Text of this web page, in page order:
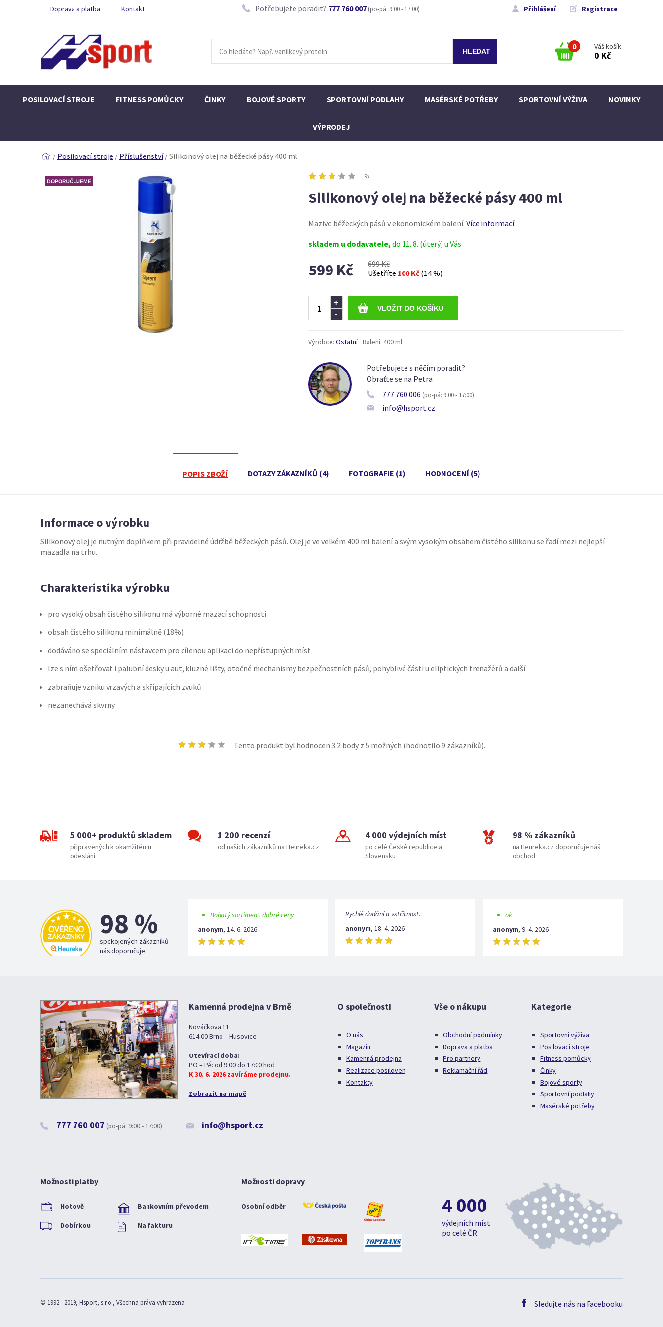
Doprava a platba Kontakt Potřebujete poradit? 777 760 007 (po-pá: 9:00 - 17:00) Přihlášení Registrace
0 Váš košík:
0 Kč
POSILOVACÍ STROJE FITNESS POMŮCKY ČINKY BOJOVÉ SPORTY SPORTOVNÍ PODLAHY MASÉRSKÉ POTŘEBY SPORTOVNÍ VÝŽIVA NOVINKY
VÝPRODEJ
/ Posilovací stroje / Příslušenství /Silikonový olej na běžecké pásy 400 ml
9x
Silikonový olej na běžecké pásy 400 ml
Mazivo běžeckých pásů v ekonomickém balení. Více informací
skladem u dodavatele, do 11. 8. (úterý) u Vás
599 Kč
699 Kč
Ušetříte 100 Kč (14 %)
-
+
Výrobce: Ostatní Balení: 400 ml
Potřebujete s něčím poradit?
Obraťte se na Petra
777 760 006 (po-pá: 9:00 - 17:00)
info@hsport.cz
POPIS ZBOŽÍ DOTAZY ZÁKAZNÍKŮ (4) FOTOGRAFIE (1) HODNOCENÍ (5)
Informace o výrobku
Silikonový olej je nutným doplňkem při pravidelné údržbě běžeckých pásů. Olej je ve velkém 400 ml balení a svým vysokým obsahem čistého silikonu se řadí mezi nejlepší
mazadla na trhu.
Charakteristika výrobku
pro vysoký obsah čistého silikonu má výborné mazací schopnosti
obsah čistého silikonu minimálně (18%)
dodáváno se speciálním nástavcem pro cílenou aplikaci do nepřístupných míst
lze s ním ošetřovat i palubní desky u aut, kluzné lišty, otočné mechanismy bezpečnostních pásů, pohyblivé části u eliptických trenažérů a další
zabraňuje vzniku vrzavých a skřípajících zvuků
nezanechává skvrny
Tento produkt byl hodnocen 3.2body z 5 možných (hodnotilo 9 zákazníků).
5 000+ produktů skladem
připravených k okamžitému
odeslání
1 200 recenzí
od našich zákazníků na Heureka.cz
4 000 výdejních míst
po celé České republice a
Slovensku
98 % zákazníků
na Heureka.cz doporučuje náš
obchod
98 %
spokojených zákazníků
nás doporučuje
Bohatý sortiment, dobré ceny
anonym, 14. 6. 2026
Rychlé dodání a vstřícnost.
anonym, 18. 4. 2026
ok
anonym, 9. 4. 2026
Kamenná prodejna v Brně
Nováčkova 11
614 00 Brno – Husovice
Otevírací doba:
PO – PÁ: od 9:00 do 17:00 hod
K 30. 6. 2026 zavíráme prodejnu.
Zobrazit na mapě
777 760 007 (po-pá: 9:00 - 17:00) info@hsport.cz
O společnosti
O nás
Magazín
Kamenná prodejna
Realizace posiloven
Kontakty
Vše o nákupu
Obchodní podmínky
Doprava a platba
Pro partnery
Reklamační řád
Kategorie
Sportovní výživa
Posilovací stroje
Fitness pomůcky
Činky
Bojové sporty
Sportovní podlahy
Masérské potřeby
Možnosti platby
Hotově Bankovním převodem
Dobírkou Na fakturu
Možnosti dopravy
Osobní odběr 4 000
výdejních míst
po celé ČR
Sledujte nás na Facebooku
© 1992 - 2019, Hsport, s.r.o., Všechna práva vyhrazena